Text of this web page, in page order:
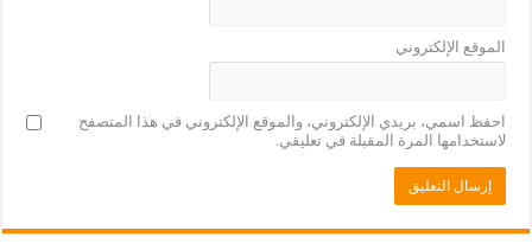
الموقع الإلكتروني
احفظ اسمي، بريدي الإلكتروني، والموقع الإلكتروني في هذا المتصفح
لاستخدامها المرة المقبلة في تعليقي.